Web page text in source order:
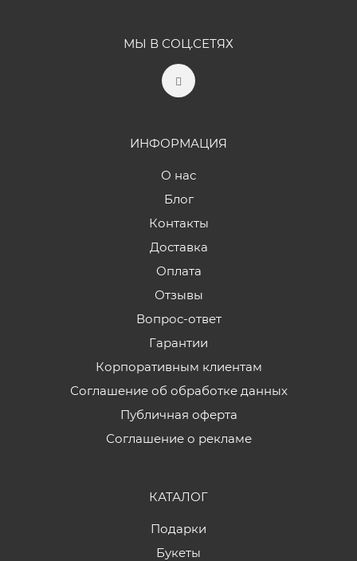
МЫ В СОЦ.СЕТЯХ
ИНФОРМАЦИЯ
О нас
Блог
Контакты
Доставка
Оплата
Отзывы
Вопрос-ответ
Гарантии
Корпоративным клиентам
Соглашение об обработке данных
Публичная оферта
Соглашение о рекламе
КАТАЛОГ
Подарки
Букеты